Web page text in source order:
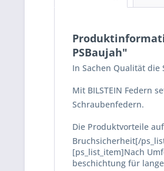
PSBaujah"
In Sachen Qualität die
Mit BILSTEIN Federn
Schraubenfedern.
Die Produktvorteile
Bruchsicherheit[/
[ps_list_item]Nach
beschichtung für